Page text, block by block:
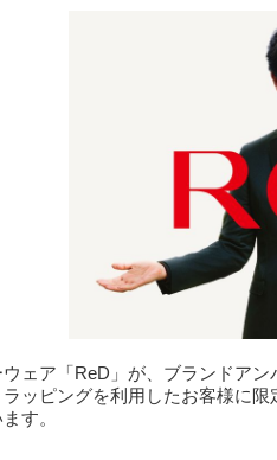
ウェア「ReD」が、ブランドア
ッピングを利用したお客様に
す。